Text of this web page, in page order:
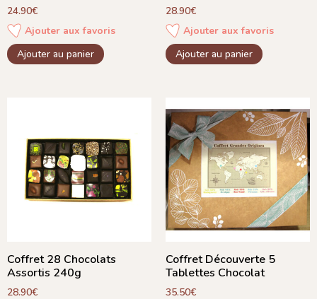
24.90€
Ajouter aux favoris
Ajouter au panier
28.90€
Ajouter aux favoris
Ajouter au panier
Coffret 28 Chocolats
Assortis 240g
28.90€
Coffret Découverte 5
Tablettes Chocolat
35.50€